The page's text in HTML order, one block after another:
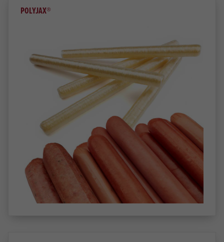
POLYJAX®